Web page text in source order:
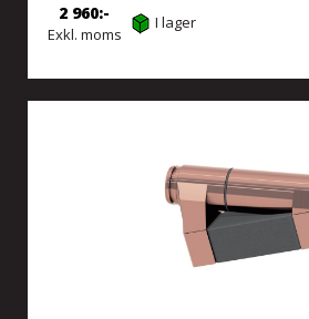
Exkl. moms
2 960 I lager